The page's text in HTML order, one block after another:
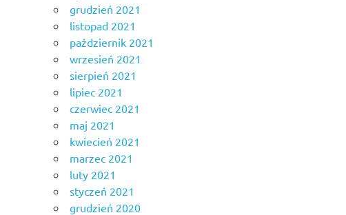
grudzień 2021
listopad 2021
październik 2021
wrzesień 2021
sierpień 2021
lipiec 2021
czerwiec 2021
maj 2021
kwiecień 2021
marzec 2021
luty 2021
styczeń 2021
grudzień 2020